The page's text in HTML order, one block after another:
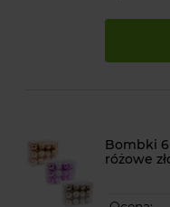
Bombki
różowe